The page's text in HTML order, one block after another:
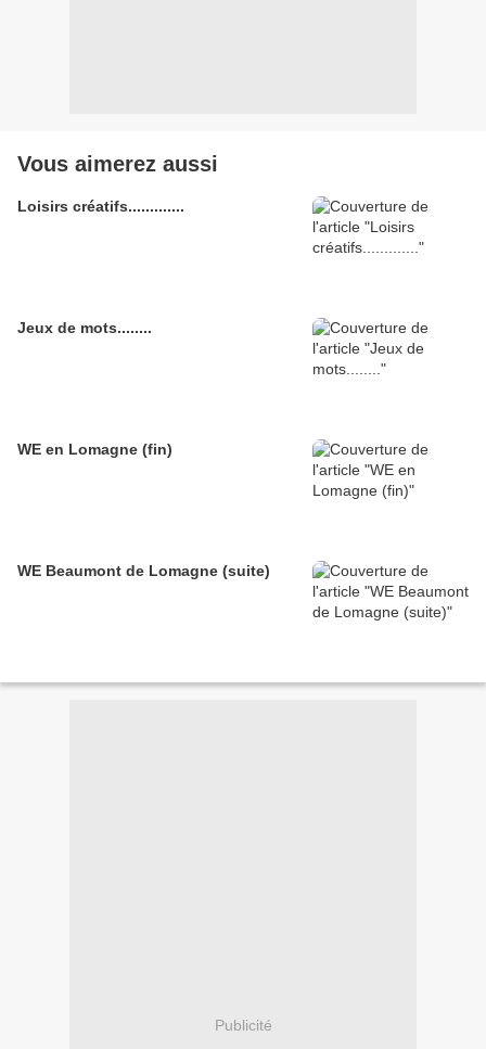
Vous aimerez aussi
Loisirs créatifs.............
Jeux de mots........
WE en Lomagne (fin)
WE Beaumont de Lomagne (suite)
Publicité